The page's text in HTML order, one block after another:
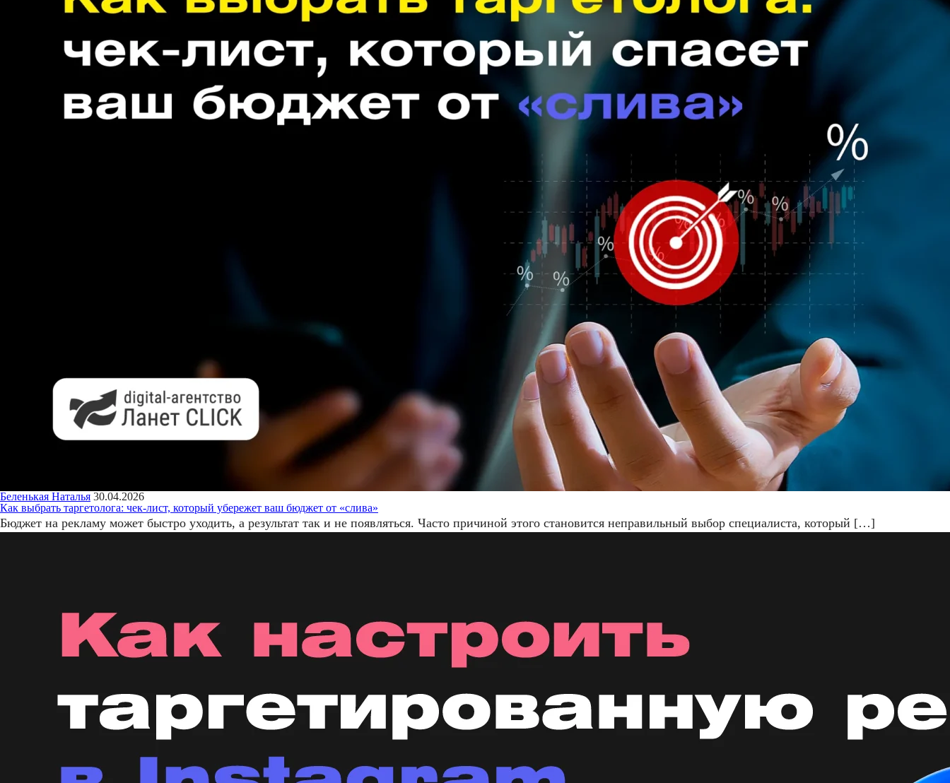
Беленькая Наталья 30.04.2026
Как выбрать таргетолога: чек-лист, который убережет ваш бюджет от «слива»
Бюджет на рекламу может быстро уходить, а результат так и не появляться. Часто причиной этого становится неправильный выбор специалиста, который […]